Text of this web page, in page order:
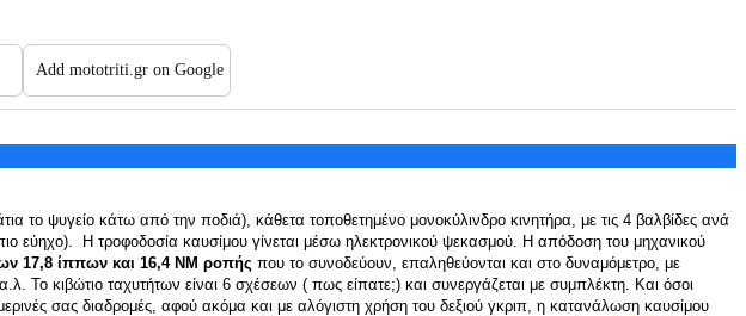
Add mototriti.gr on Google
το ψυγείο κάτω από την ποδιά), κάθετα τοποθετημένο μονοκύλινδρο κινητήρα, με τις 4 βαλβίδες ανά
εύηχο). Η τροφοδοσία καυσίμου γίνεται μέσω ηλεκτρονικού ψεκασμού. Η απόδοση του μηχανικού
17,8 ίππων και 16,4 NM ροπής που το συνοδεύουν, επαληθεύονται και στο δυναμόμετρο , με
Το κιβώτιο ταχυτήτων είναι 6 σχέσεων ( πως είπατε;) και συνεργάζεται με συμπλέκτη. Και όσοι
σας διαδρομές, αφού ακόμα και με αλόγιστη χρήση του δεξιού γκριπ, η κατανάλωση καυσίμου